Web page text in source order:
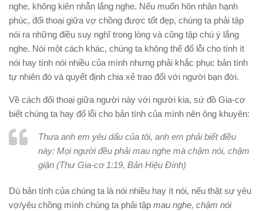
nghe, không kiên nhẫn lắng nghe. Nếu muốn hôn nhân hạnh
phúc, đối thoại giữa vợ chồng được tốt đẹp, chúng ta phải tập
nói ra những điều suy nghĩ trong lòng và cũng tập chú ý lắng
nghe. Nói một cách khác, chúng ta không thể đổ lỗi cho tính ít
nói hay tính nói nhiều của mình nhưng phải khắc phục bản tính
tự nhiên đó và quyết định chia xẻ trao đổi với người bạn đời.
Về cách đối thoại giữa người này với người kia, sứ đồ Gia-cơ
biết chúng ta hay đổ lỗi cho bản tính của mình nên ông khuyên:
Thưa anh em yêu dấu của tôi, anh em phải biết điều
này: Mọi người đều phải mau nghe mà chậm nói, chậm
giận (Thư Gia-cơ 1:19, Bản Hiệu Đính)
Dù bản tính của chúng ta là nói nhiều hay ít nói, nếu thật sự yêu
vợ/yêu chồng mình chúng ta phải tập mau nghe, chậm nói